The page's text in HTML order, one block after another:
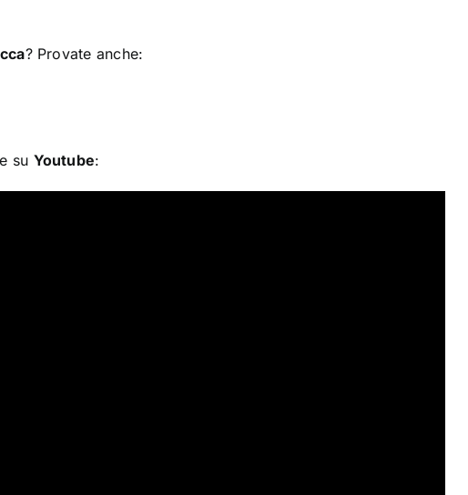
? Provate anche:
su Youtube: